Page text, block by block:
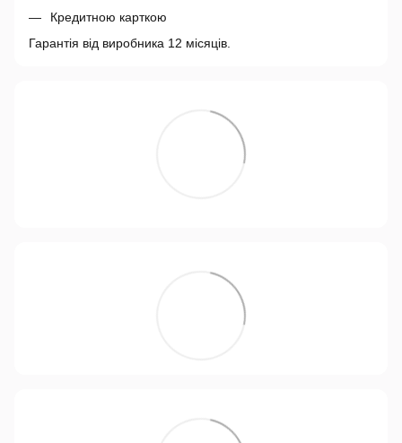
Кредитною карткою
Гарантія від виробника 12 місяців.